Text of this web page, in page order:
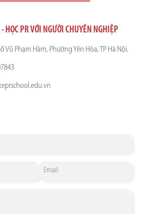
- HỌC PR VỚI NGƯỜI CHUYÊN NGHIỆP
Vũ Phạm Hàm, Phường Yên Hòa, TP Hà Nội.